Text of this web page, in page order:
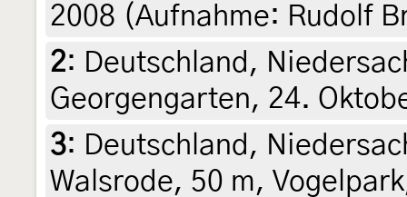
2008 (Aufnahme: Rudolf
2: Deutschland,
Georgengarten, 24.
3: Deutschland,
Walsrode, 50 m,